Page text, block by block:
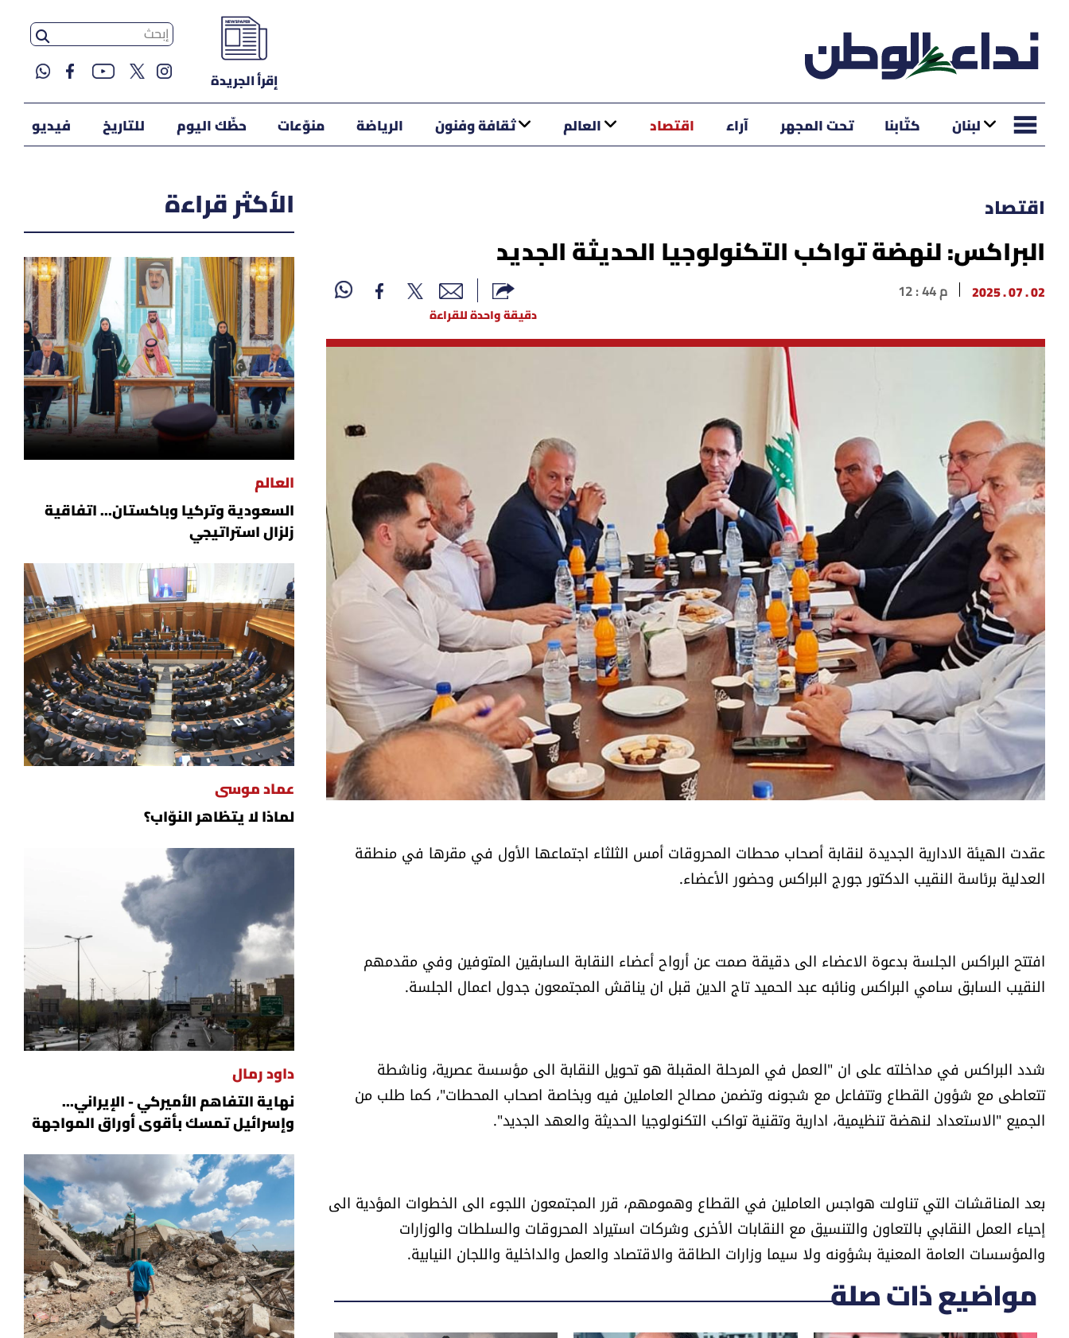
إقرأ الجريدة
لبنان كتّابنا تحت المجهر آراء اقتصاد العالم ثقافة وفنون الرياضة منوّعات حظّك اليوم للتاريخ فيديو
اقتصاد
البراكس: لنهضة تواكب التكنولوجيا الحديثة الجديد
02 . 07 . 2025 12 : 44 م
دقيقة واحدة للقراءة
عقدت الهيئة الادارية الجديدة لنقابة أصحاب محطات المحروقات أمس الثلثاء اجتماعها الأول في مقرها في منطقة
العدلية برئاسة النقيب الدكتور جورج البراكس وحضور الأعضاء.
افتتح البراكس الجلسة بدعوة الاعضاء الى دقيقة صمت عن أرواح أعضاء النقابة السابقين المتوفين وفي مقدمهم
النقيب السابق سامي البراكس ونائبه عبد الحميد تاج الدين قبل ان يناقش المجتمعون جدول اعمال الجلسة.
شدد البراكس في مداخلته على ان "العمل في المرحلة المقبلة هو تحويل النقابة الى مؤسسة عصرية، وناشطة
تتعاطى مع شؤون القطاع وتتفاعل مع شجونه وتضمن مصالح العاملين فيه وبخاصة اصحاب المحطات"، كما طلب من
الجميع "الاستعداد لنهضة تنظيمية، ادارية وتقنية تواكب التكنولوجيا الحديثة والعهد الجديد".
بعد المناقشات التي تناولت هواجس العاملين في القطاع وهمومهم، قرر المجتمعون اللجوء الى الخطوات المؤدية الى
إحياء العمل النقابي بالتعاون والتنسيق مع النقابات الأخرى وشركات استيراد المحروقات والسلطات والوزارات
والمؤسسات العامة المعنية بشؤونه ولا سيما وزارات الطاقة والاقتصاد والعمل والداخلية واللجان النيابية.
مواضيع ذات صلة
الأكثر قراءة
العالم
السعودية وتركيا وباكستان... اتفاقية
زلزال استراتيجي
عماد موسى
لماذا لا يتظاهر النوّاب؟
داود رمال
نهاية التفاهم الأميركي - الإيراني...
وإسرائيل تمسك بأقوى أوراق المواجهة